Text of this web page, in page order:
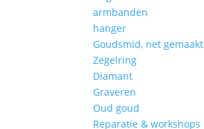
armbanden
hanger
Goudsmid, net gemaakt
Zegelring
Diamant
Graveren
Oud goud
Reparatie & workshops